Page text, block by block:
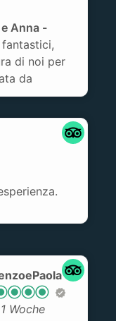
Anna
di noi per
da
Woche